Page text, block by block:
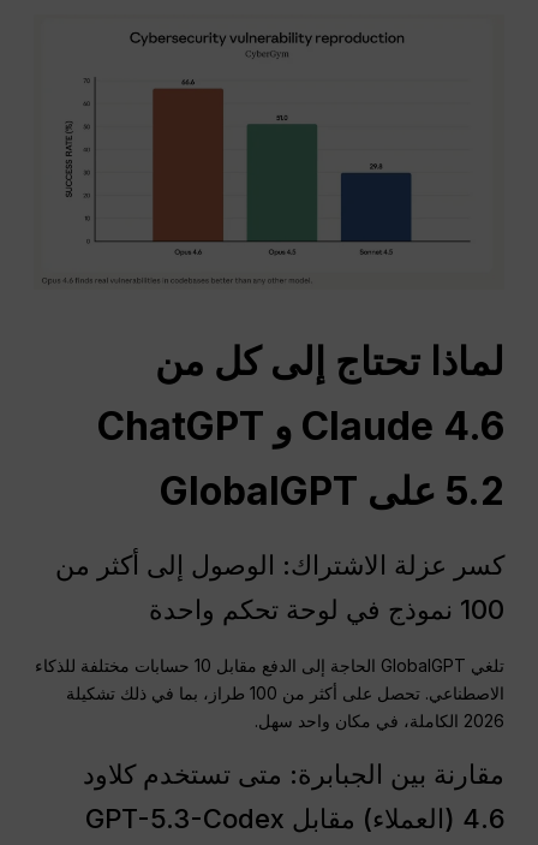
لماذا تحتاج إلى كل من
Claude 4.6 و ChatGPT
5.2 على GlobalGPT
كسر عزلة الاشتراك: الوصول إلى أكثر من
100 نموذج في لوحة تحكم واحدة
تلغي GlobalGPT الحاجة إلى الدفع مقابل 10 حسابات مختلفة للذكاء
الاصطناعي. تحصل على أكثر من 100 طراز، بما في ذلك تشكيلة
2026 الكاملة، في مكان واحد سهل.
مقارنة بين الجبابرة: متى تستخدم كلاود
4.6 (العملاء) مقابل GPT-5.3-Codex